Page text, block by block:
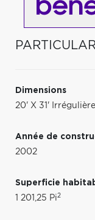
Dimensions
20' X 31'
Année de
2002
Superficie
1 201,25 Pi2